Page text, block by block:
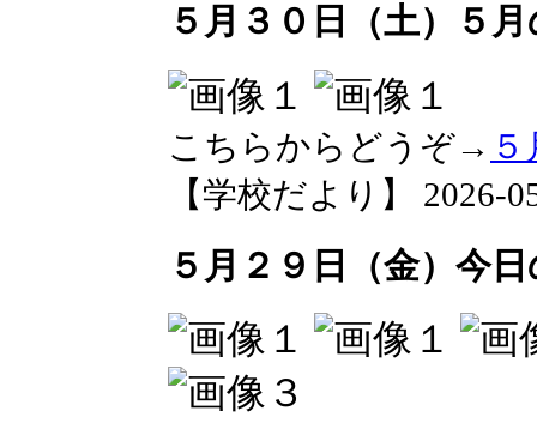
５月３０日（土）５
こちらからどうぞ→
【学校だより】 2026-
５月２９日（金）今